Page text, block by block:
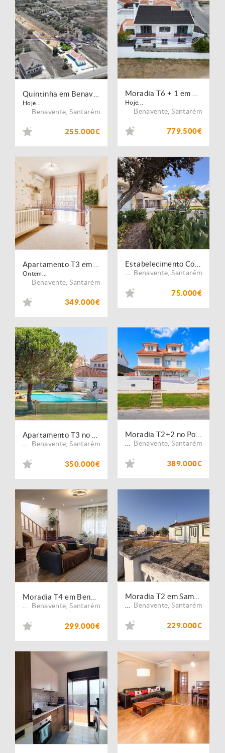
Hoje...
Benavente ,Santarém
255.000€
Hoje...
Benavente ,Santarém
779.500€
Ontem...
Benavente ,Santarém
349.000€
Benavente ,Santarém
75.000€
Benavente ,Santarém
350.000€
Benavente ,Santarém
389.000€
Benavente ,Santarém
299.000€
Benavente ,Santarém
229.000€